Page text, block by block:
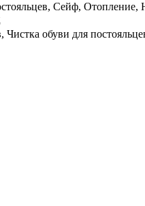
Сейф,
обуви для